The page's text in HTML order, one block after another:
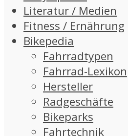
Literatur / Medien
Fitness / Ernährung
Bikepedia
Fahrradtypen
Fahrrad-Lexikon
Hersteller
Radgeschäfte
Bikeparks
Fahrtechnik